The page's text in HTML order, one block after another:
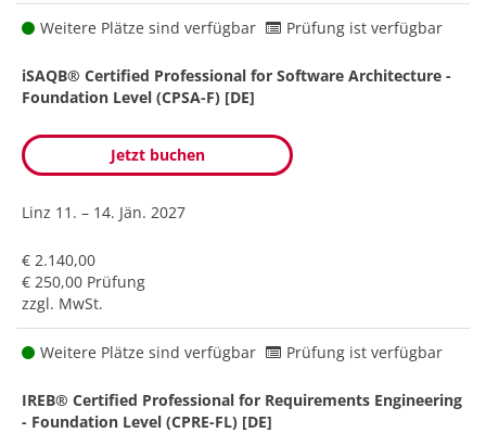
Weitere Plätze sind verfügbar Prüfung ist verfügbar
iSAQB® Certified Professional for Software Architecture -
Foundation Level (CPSA-F) [DE]
Jetzt buchen
Linz 11. – 14. Jän. 2027
€ 2.140,00
€ 250,00 Prüfung
zzgl. MwSt.
Weitere Plätze sind verfügbar Prüfung ist verfügbar
IREB® Certified Professional for Requirements Engineering
- Foundation Level (CPRE-FL) [DE]